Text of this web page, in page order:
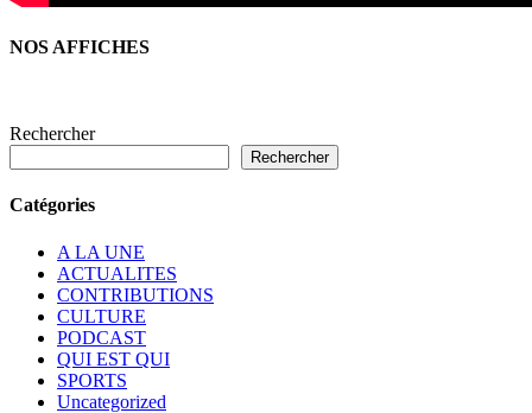
NOS AFFICHES
Rechercher
Rechercher
Catégories
A LA UNE
ACTUALITES
CONTRIBUTIONS
CULTURE
PODCAST
QUI EST QUI
SPORTS
Uncategorized